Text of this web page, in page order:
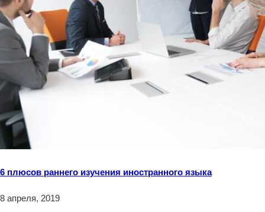
6 плюсов раннего изучения иностранного языка
8 апреля, 2019